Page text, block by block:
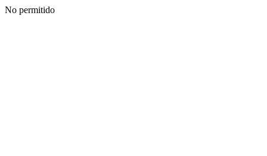
No permitido